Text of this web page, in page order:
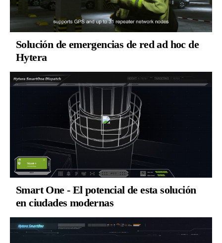
Solución de emergencias de red ad hoc de
Hytera
Smart One - El potencial de esta solución
en ciudades modernas